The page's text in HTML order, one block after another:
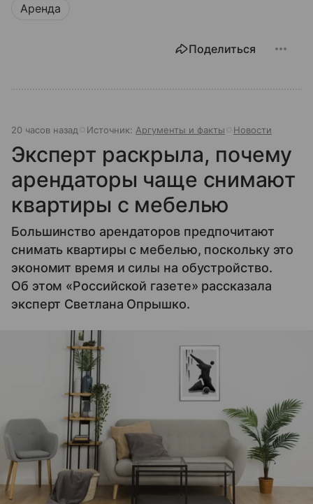
Аренда
Поделиться
20 часов назад Источник: Аргументы и факты Новости
Эксперт раскрыла, почему
арендаторы чаще снимают
квартиры с мебелью
Большинство арендаторов предпочитают
снимать квартиры с мебелью, поскольку это
экономит время и силы на обустройство.
Об этом «Российской газете» рассказала
эксперт Светлана Опрышко.